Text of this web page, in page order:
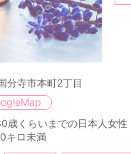
分寺市本町2丁目
歳くらいまでの日本人女性
キロ未満